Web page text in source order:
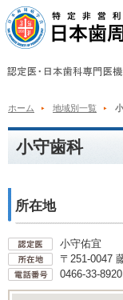
ホーム 地域別一覧
小守歯科
所在地
小守佑宜
〒251-0047
0466-33-8920